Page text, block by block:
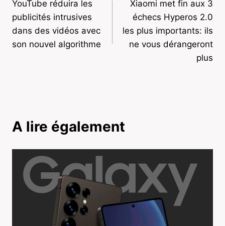
de
l’article
YouTube réduira les
publicités intrusives
dans des vidéos avec
son nouvel algorithme
Xiaomi met fin aux 3
échecs Hyperos 2.0
les plus importants: ils
ne vous dérangeront
plus
A lire également